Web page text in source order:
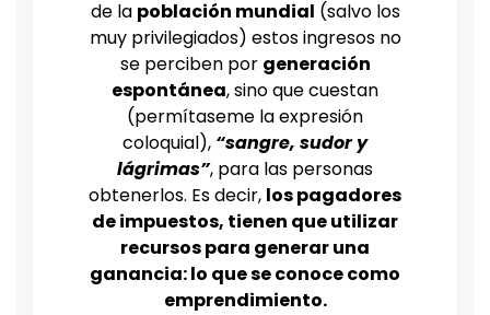
de la población mundial (salvo los
muy privilegiados) estos ingresos no
se perciben por generación
espontánea, sino que cuestan
(permítaseme la expresión
coloquial), “sangre, sudor y
lágrimas”, para las personas
obtenerlos. Es decir, los pagadores
de impuestos, tienen que utilizar
recursos para generar una
ganancia: lo que se conoce como
emprendimiento.